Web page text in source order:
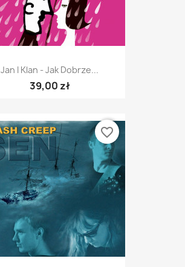
Jan I Klan - Jak Dobrze...
39,00 zł
favorite_border